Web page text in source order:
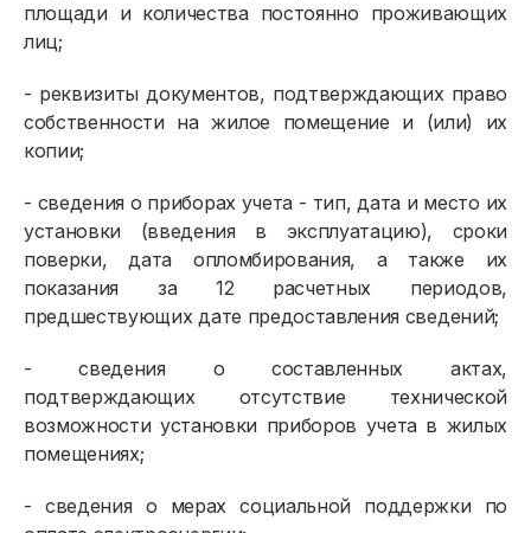
площади и количества постоянно проживающих
лиц;
- реквизиты документов, подтверждающих право
собственности на жилое помещение и (или) их
копии;
- сведения о приборах учета - тип, дата и место их
установки (введения в эксплуатацию), сроки
поверки, дата опломбирования, а также их
показания за 12 расчетных периодов,
предшествующих дате предоставления сведений;
- сведения о составленных актах,
подтверждающих отсутствие технической
возможности установки приборов учета в жилых
помещениях;
- сведения о мерах социальной поддержки по